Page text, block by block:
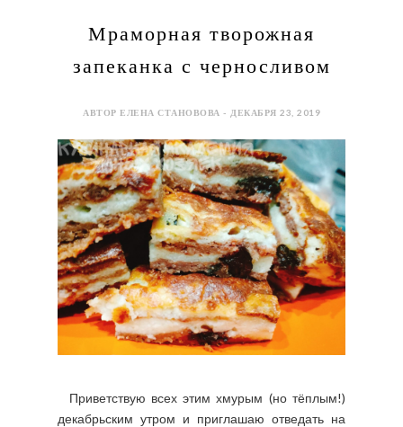
Мраморная творожная
запеканка с черносливом
АВТОР ЕЛЕНА СТАНОВОВА - ДЕКАБРЯ 23, 2019
Приветствую всех этим хмурым (но тёплым!)
декабрьским утром и приглашаю отведать на